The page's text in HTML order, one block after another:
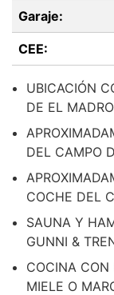
Garaje:
CEE:
UBICACIÓN
DE EL
DEL CAMPO
COCHE DEL
SAUNA Y
GUNNI &
COCINA CON
MIELE O